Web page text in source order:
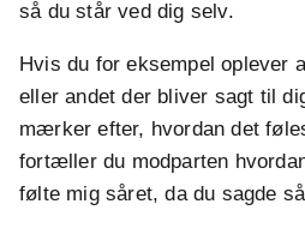
så du står ved dig selv.
Hvis du for eksempel oplever
eller andet der bliver sagt til
mærker efter, hvordan det
fortæller du modparten
følte mig såret, da du sagde